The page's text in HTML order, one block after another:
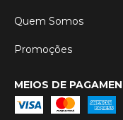
Quem Somos
Promoções
MEIOS DE